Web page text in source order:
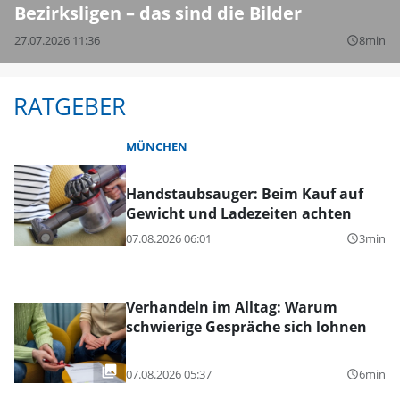
Bezirksligen – das sind die Bilder
27.07.2026 11:36 query_builder8min
RATGEBER
MÜNCHEN
Handstaubsauger: Beim Kauf auf
Gewicht und Ladezeiten achten
07.08.2026 06:01 query_builder3min
Verhandeln im Alltag: Warum
schwierige Gespräche sich lohnen
07.08.2026 05:37 query_builder6min